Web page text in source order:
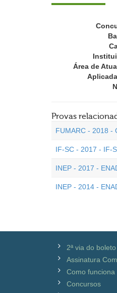
Área de
Provas
FUMARC - 2018 -
IF-SC - 2017 - IF-
INEP - 2017 -
INEP - 2014 -
2ª via do boleto
Assinatura
Como funciona
Concursos